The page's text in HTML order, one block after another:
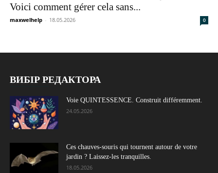
Voici comment gérer cela sans...
maxwelhelp - 18.05.2026 0
ВИБІР РЕДАКТОРА
Voie QUINTESSENCE. Construit différemment.
24.05.2026
Ces chauves-souris qui tournent autour de votre
jardin ? Laissez-les tranquilles.
18.05.2026